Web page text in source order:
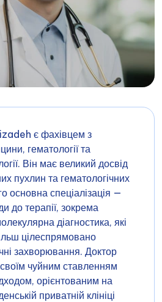
є фахівцем з
гематології та
Він має великий досвід
пухлин та гематологічних
основна спеціалізація —
до терапії, зокрема
діагностика, які
цілеспрямовано
захворювання. Доктор
чуйним ставленням
орієнтованим на
приватній клініці